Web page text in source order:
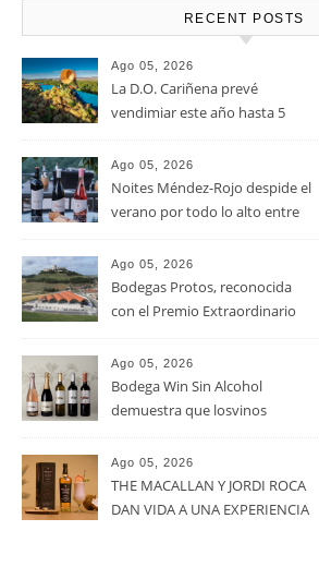
RECENT POSTS
Ago 05, 2026
La D.O. Cariñena prevé
vendimiar este año hasta 5
que en 2025
Ago 05, 2026
Noites Méndez-Rojo despide el
verano por todo lo alto entre
Ago 05, 2026
Bodegas Protos, reconocida
con el Premio Extraordinario
casi un siglo de excelencia
vitivinícola
Ago 05, 2026
Bodega Win Sin Alcohol
demuestra que losvinos
calidadcomienzan a diseñarse
en el viñedo
Ago 05, 2026
THE MACALLAN Y JORDI ROCA
DAN VIDA A UNA EXPERIENCIA